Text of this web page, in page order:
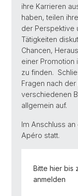
ihre Karrieren
haben, teilen
der Perspektive
Tätigkeiten
Chancen,
einer Promotion
zu finden.
Fragen nach
verschiedenen
allgemein auf.
Im Anschluss
Apéro statt.
Bitte hier bis
anmelden